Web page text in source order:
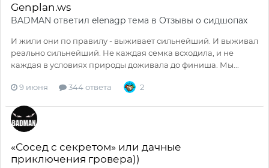
Genplan.ws
BADMAN ответил elenagp тема в Отзывы о сидшопах
И жили они по правилу - выживает сильнейший. И выживал
реально сильнейший. Не каждая семка всходила, и не
каждая в условиях природы доживала до финиша. Мы...
9 июня 344 ответа 2
«Сосед с секретом» или дачные
приключения гровера))